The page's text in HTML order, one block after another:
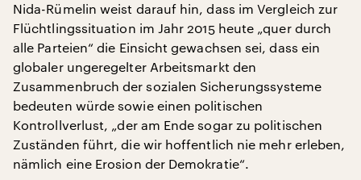
Nida-Rümelin weist darauf hin, dass im Vergleich zur
Flüchtlingssituation im Jahr 2015 heute „quer durch
alle Parteien“ die Einsicht gewachsen sei, dass ein
globaler ungeregelter Arbeitsmarkt den
Zusammenbruch der sozialen Sicherungssysteme
bedeuten würde sowie einen politischen
Kontrollverlust, „der am Ende sogar zu politischen
Zuständen führt, die wir hoffentlich nie mehr erleben,
nämlich eine Erosion der Demokratie“.